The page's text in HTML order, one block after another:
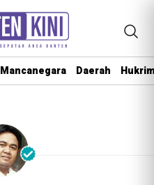
Mancanegara Daerah